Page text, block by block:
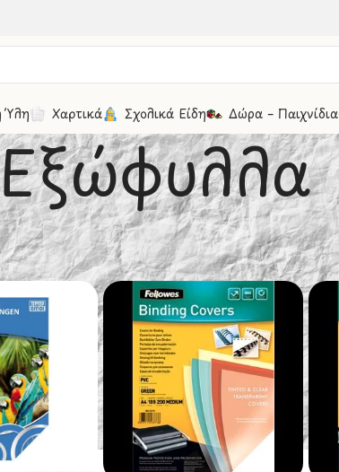
Ύλη Χαρτικά Σχολικά Είδη Δώρα – Παιχνίδια
/Ζελατίνες&Εξώφυλλα